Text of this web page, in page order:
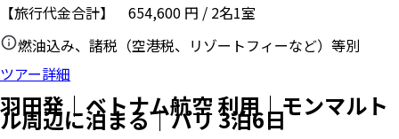
【旅行代金合計】 654,600 円 / 2名1室
燃油込み、諸税（空港税、リゾートフィーなど）等別
ツアー詳細
羽田発｜ベトナム航空 利用｜モンマルト
ル周辺に泊まる｜パリ 3泊6日